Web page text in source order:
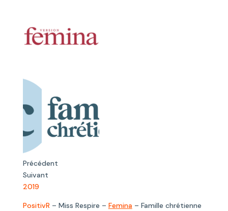
Précédent
Suivant
2019
PositivR – Miss Respire – Femina – Famille chrétienne